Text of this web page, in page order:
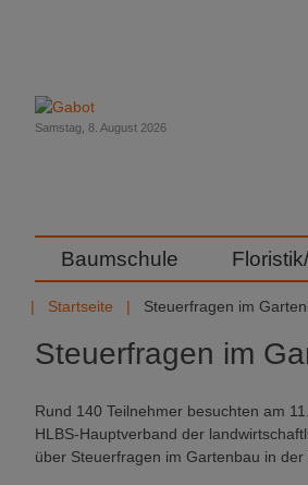
Samstag, 8. August 2026
Baumschule
Startseite Steuerfragen im
Steuerfragen im
Rund 140 Teilnehmer besuchten am
HLBS-Hauptverband der
über Steuerfragen im Gartenbau in